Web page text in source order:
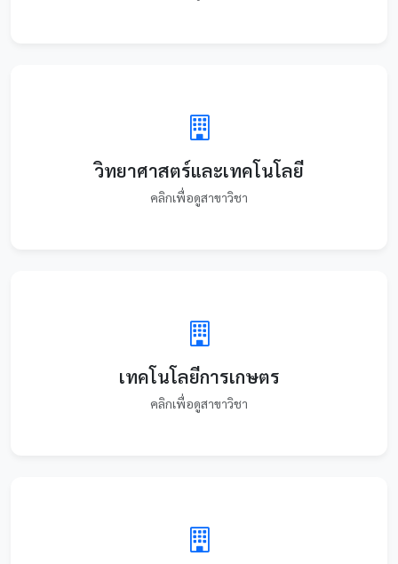
วิทยาศาสตร์และเทคโนโลยี
คลิกเพื่อดูสาขาวิชา
เทคโนโลยีการเกษตร
คลิกเพื่อดูสาขาวิชา